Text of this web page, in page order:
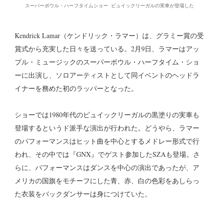
スーパーボウル・ハーフタイムショー ビュイックリーガルの実車が登場した
Kendrick Lamar（ケンドリック・ラマー）は、グラミー賞の受
賞式から充実した日々を送っている。2月9日、ラマーはアッ
プル・ミュージックのスーパーボウル・ハーフタイム・ショ
ーに出演し、ソロアーティストとして同イベントのヘッドラ
イナーを務めた初のラッパーとなった。
ショーでは1980年代のビュイックリーガルの黒塗りの実車も
登場するというド派手な演出が行われた。どうやら、ラマー
のパフォーマンスはヒット曲を中心とするメドレー形式で行
われ、その中では『GNX』でゲスト参加したSZAも登場。さ
らに、パフォーマンスはダンスを中心の演出であったが、ア
メリカの国旗をモチーフにした青、赤、白の色彩をあしらっ
た衣装をバックダンサーは身につけていた。